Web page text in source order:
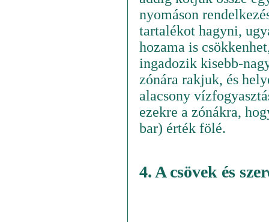
nyomáson
tartalékot hagyni,
hozama is
ingadozik kisebb-
zónára rakjuk, és
alacsony
ezekre a zónákra,
bar) érték fölé.
4. A csövek és